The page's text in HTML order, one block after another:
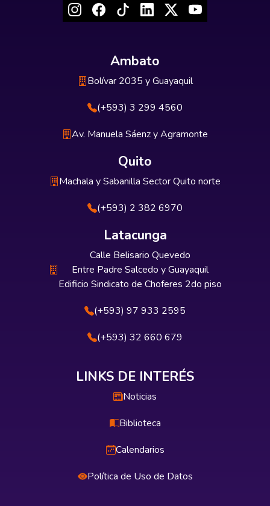
Ambato
Bolívar 2035 y Guayaquil
(+593) 3 299 4560
Av. Manuela Sáenz y Agramonte
Quito
Machala y Sabanilla Sector Quito norte
(+593) 2 382 6970
Latacunga
Calle Belisario Quevedo
Entre Padre Salcedo y Guayaquil
Edificio Sindicato de Choferes 2do piso
(+593) 97 933 2595
(+593) 32 660 679
LINKS DE INTERÉS
Noticias
Biblioteca
Calendarios
Política de Uso de Datos